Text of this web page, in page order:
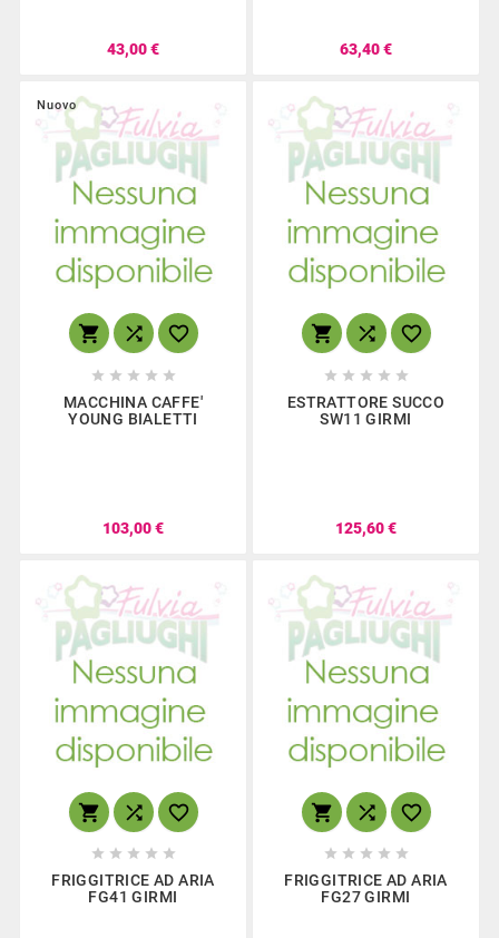
43,00 € 63,40 €
Nuovo
  
    
MACCHINA CAFFE'
YOUNG BIALETTI
103,00 €
  
    
ESTRATTORE SUCCO
SW11 GIRMI
125,60 €
  
    
FRIGGITRICE AD ARIA
FG41 GIRMI
  
    
FRIGGITRICE AD ARIA
FG27 GIRMI